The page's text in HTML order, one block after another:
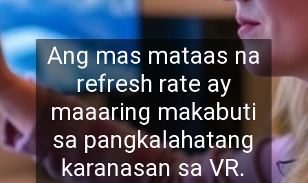
Ang mas mataas na
refresh rate ay
maaaring makabuti
sa pangkalahatang
karanasan sa VR.